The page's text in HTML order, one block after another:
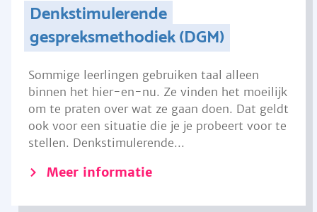
Denkstimulerende
gespreksmethodiek (DGM)
Sommige leerlingen gebruiken taal alleen
binnen het hier-en-nu. Ze vinden het moeilijk
om te praten over wat ze gaan doen. Dat geldt
ook voor een situatie die je je probeert voor te
stellen. Denkstimulerende...
Meer informatie